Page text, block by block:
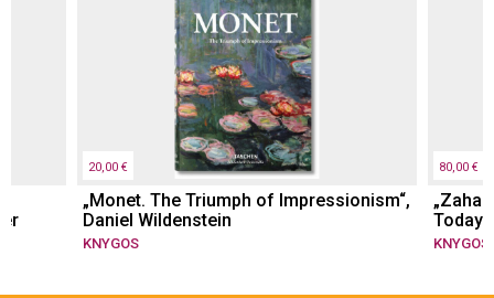
20,00 €
„Monet. The Triumph of Impressionism“,
Daniel Wildenstein
KNYGOS
80,00 €
„Zaha
Today.
KNYGOS